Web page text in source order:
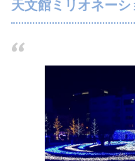
天文館ミリオネーシ